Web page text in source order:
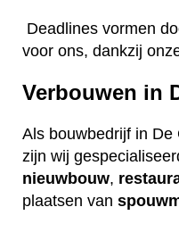
Deadlines vormen
voor ons, dankzij
Verbouwen in
Als bouwbedrijf in
zijn wij
nieuwbouw,
plaatsen van